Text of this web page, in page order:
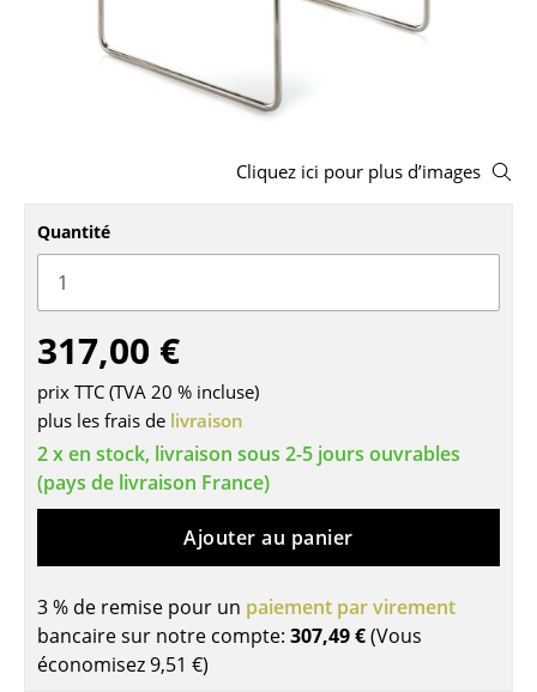
Bancs & Chaises longues
Chaises à bascule
Chaises de bureau
Fauteuils de direction
Pièces détachées
... voir tous les sièges
Tables d’appoint
Tables basses
Cliquez ici pour plus d’images
Quantité
317,00 €
prix TTC (TVA 20 % incluse)
plus les frais de livraison
2 x en stock, livraison sous 2-5 jours ouvrables
(pays de livraison France)
Ajouter au panier
3 % de remise pour un paiement par virement
bancaire sur notre compte: 307,49 €(Vous
économisez9,51 €)